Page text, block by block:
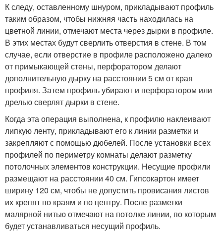
К следу, оставленному шнуром, прикладывают профиль
таким образом, чтобы нижняя часть находилась на
цветной линии, отмечают места через дырки в профиле.
В этих местах будут сверлить отверстия в стене. В том
случае, если отверстие в профиле расположено далеко
от примыкающей стены, перфоратором делают
дополнительную дырку на расстоянии 5 см от края
профиля. Затем профиль убирают и перфоратором или
дрелью сверлят дырки в стене.
Когда эта операция выполнена, к профилю наклеивают
липкую ленту, прикладывают его к линии разметки и
закрепляют с помощью дюбелей. После установки всех
профилей по периметру комнаты делают разметку
потолочных элементов конструкции. Несущие профили
размещают на расстоянии 40 см. Гипсокартон имеет
ширину 120 см, чтобы не допустить провисания листов
их крепят по краям и по центру. После разметки
малярной нитью отмечают на потолке линии, по которым
будет устанавливаться несущий профиль.